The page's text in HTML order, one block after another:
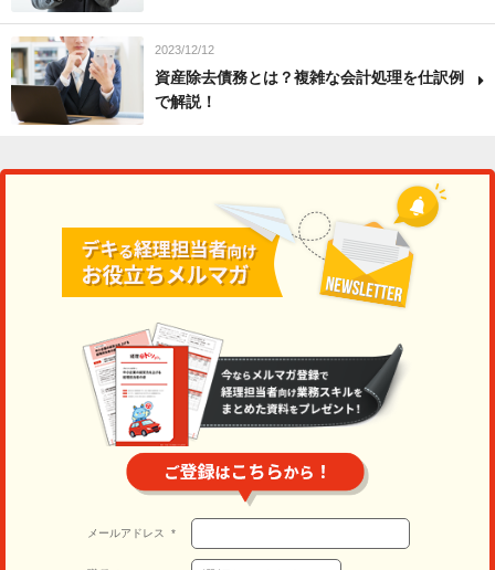
2023/12/12
資産除去債務とは？複雑な会計処理を仕訳例
で解説！